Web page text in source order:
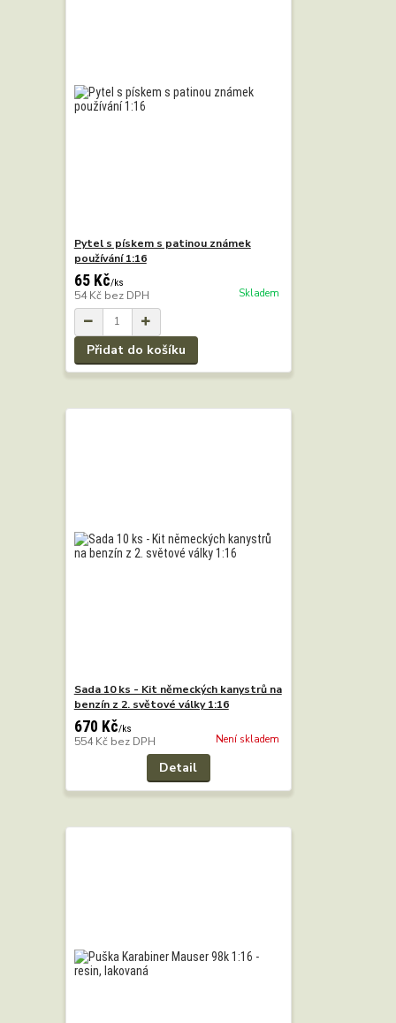
Pytel s pískem s patinou známek
používání 1:16
65 Kč/ks
54 Kč bez DPH Skladem
Přidat do košíku
Sada 10 ks - Kit německých kanystrů na
benzín z 2. světové války 1:16
670 Kč/ks
554 Kč bez DPH Není skladem
Detail